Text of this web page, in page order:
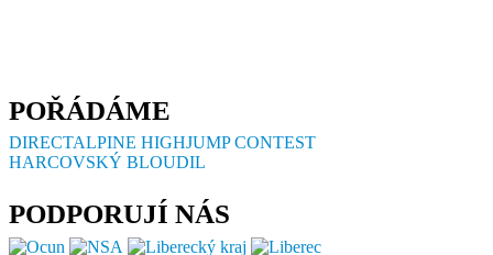
POŘÁDÁME
DIRECTALPINE HIGHJUMP CONTEST
HARCOVSKÝ BLOUDIL
PODPORUJÍ NÁS